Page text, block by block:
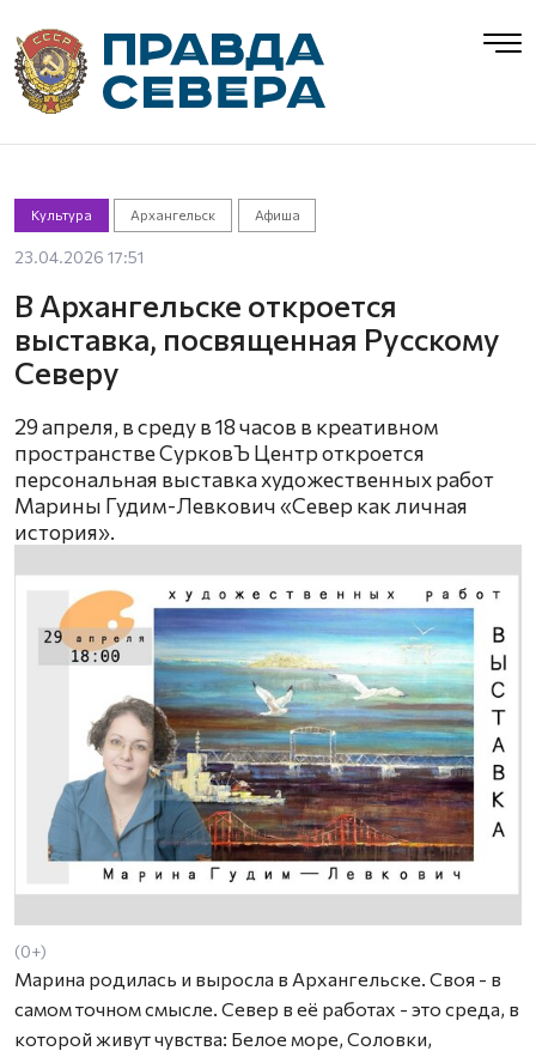
Культура Архангельск Афиша
23.04.2026 17:51
В Архангельске откроется
выставка, посвященная Русскому
Северу
29 апреля, в среду в 18 часов в креативном
пространстве СурковЪ Центр откроется
персональная выставка художественных работ
Марины Гудим-Левкович «Север как личная
история».
(0+)
Марина родилась и выросла в Архангельске. Своя - в
самом точном смысле. Север в её работах - это среда, в
которой живут чувства: Белое море, Соловки,